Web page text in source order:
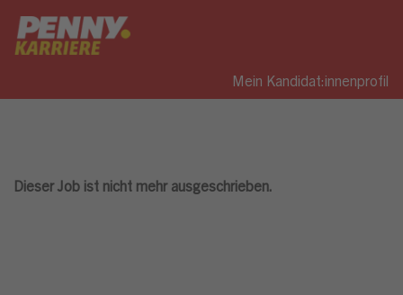
Mein Kandidat:innenprofil
Dieser Job ist nicht mehr ausgeschrieben.